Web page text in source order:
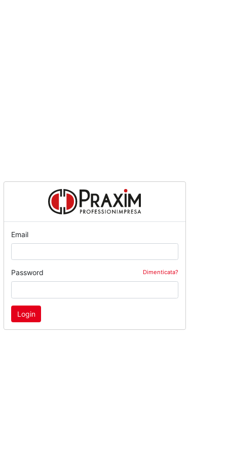
Email
Password Dimenticata?
Login